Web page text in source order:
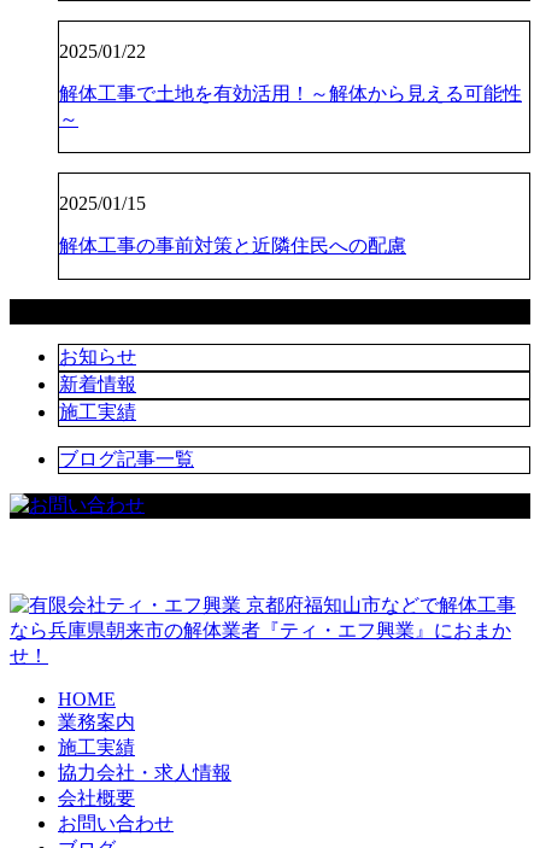
2025/01/22
解体工事で土地を有効活用！～解体から見える可能性
～
2025/01/15
解体工事の事前対策と近隣住民への配慮
お知らせ
新着情報
施工実績
ブログ記事一覧
京都府福知山市などで解体工事
なら兵庫県朝来市の解体業者『ティ・エフ興業』におまか
せ！
HOME
業務案内
施工実績
協力会社・求人情報
会社概要
お問い合わせ